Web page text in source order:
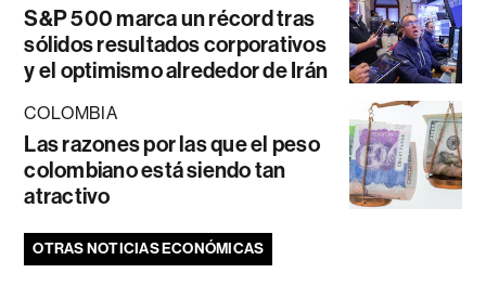
S&P 500 marca un récord tras
sólidos resultados corporativos
y el optimismo alrededor de Irán
COLOMBIA
Las razones por las que el peso
colombiano está siendo tan
atractivo
OTRAS NOTICIAS ECONÓMICAS